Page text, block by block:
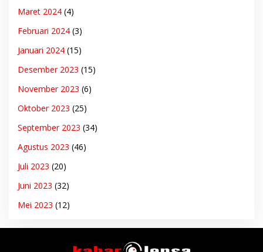
Maret 2024 (4)
Februari 2024 (3)
Januari 2024 (15)
Desember 2023 (15)
November 2023 (6)
Oktober 2023 (25)
September 2023 (34)
Agustus 2023 (46)
Juli 2023 (20)
Juni 2023 (32)
Mei 2023 (12)